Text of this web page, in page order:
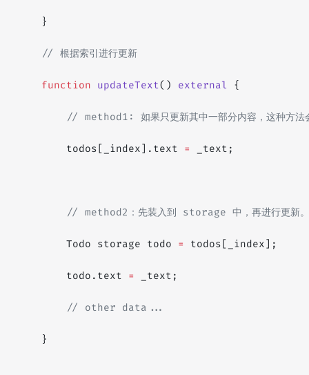
}
// 根据索引进行更新
function updateText() external {
// method1: 如果只更新其中一部分内容，这种方法
todos[_index].text = _text;
// method2：先装入到 storage 中，再进行更新。这种
Todo storage todo = todos[_index];
todo.text = _text;
// other data...
}